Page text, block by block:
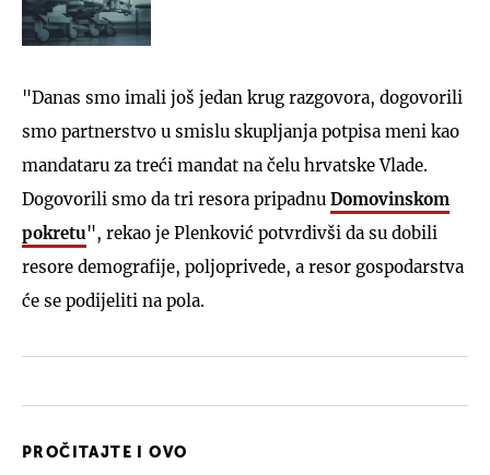
"Danas smo imali još jedan krug razgovora, dogovorili
smo partnerstvo u smislu skupljanja potpisa meni kao
mandataru za treći mandat na čelu hrvatske Vlade.
Dogovorili smo da tri resora pripadnu Domovinskom
pokretu", rekao je Plenković potvrdivši da su dobili
resore demografije, poljoprivede, a resor gospodarstva
će se podijeliti na pola.
PROČITAJTE I OVO